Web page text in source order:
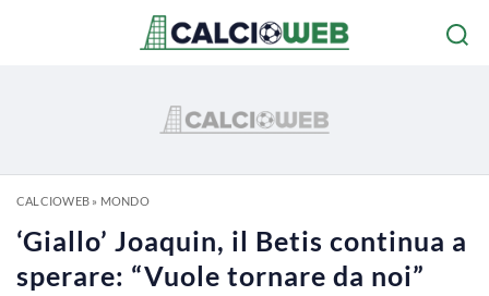
CALCIOWEB» MONDO
‘Giallo’ Joaquin, il Betis continua a
sperare: “Vuole tornare da noi”